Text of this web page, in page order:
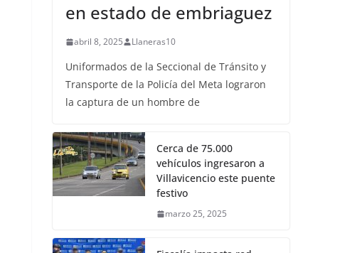
en estado de embriaguez
abril 8, 2025 Llaneras10
Uniformados de la Seccional de Tránsito y
Transporte de la Policía del Meta lograron
la captura de un hombre de
Cerca de 75.000
vehículos ingresaron a
Villavicencio este puente
festivo
marzo 25, 2025